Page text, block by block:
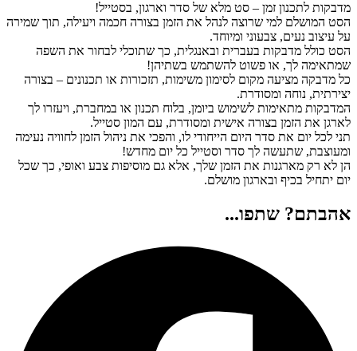
מדבקות לתכנון זמן – סט מלא של סדר וארגון, בסטייל!
הסט המושלם למי שרוצה לנהל את הזמן בצורה חכמה ויעילה, תוך שמירה
על עיצוב נעים, צבעוני ומיוחד.
הסט כולל מדבקות בעברית ובאנגלית, כך שתוכלי לבחור את השפה
שמתאימה לך, או פשוט להשתמש בשתיהן!
כל מדבקה מציעה מקום לסימון משימות, תזכורות או תכנונים – בצורה
יצירתית, נוחה ומסודרת.
המדבקות מתאימות לשימוש ביומן, בלוח תכנון או במחברת, ויעזרו לך
לארגן את הזמן בצורה אישית ומסודרת, עם המון סטייל.
תני לכל יום את סדר היום הייחודי לו, והפכי את ניהול הזמן לחוויה נעימה
ומעוצבת, שתעשה לך סדר וסטייל כל יום מחדש!
הן לא רק מארגנות את הזמן שלך, אלא גם מוסיפות צבע ואופי, כך שכל
יום יתחיל בכיף ובארגון מושלם.
אהבתם? שתפו...